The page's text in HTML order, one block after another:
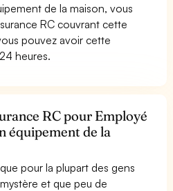
de la maison, vous
RC couvrant cette
pouvez avoir cette
heures.
RC pour Employé
équipement de la
pour la plupart des gens
et que peu de